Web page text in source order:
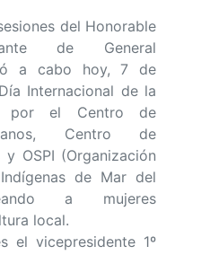
del Honorable
de General
a cabo hoy, 7 de
Internacional de la
por el Centro de
Centro de
y OSPI (Organización
de Mar del
a mujeres
local.
el vicepresidente 1º